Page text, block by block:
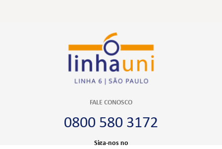
FALE CONOSCO
0800 580 3172
Siga-nos no